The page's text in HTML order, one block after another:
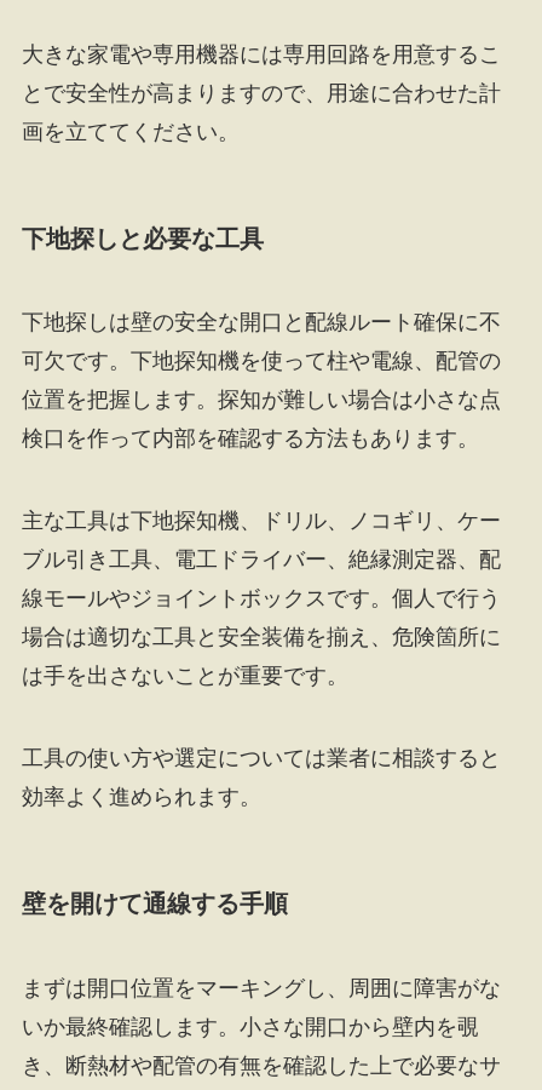
大きな家電や専用機器には専用回路を用意するこ
とで安全性が高まりますので、用途に合わせた計
画を立ててください。
下地探しと必要な工具
下地探しは壁の安全な開口と配線ルート確保に不
可欠です。下地探知機を使って柱や電線、配管の
位置を把握します。探知が難しい場合は小さな点
検口を作って内部を確認する方法もあります。
主な工具は下地探知機、ドリル、ノコギリ、ケー
ブル引き工具、電工ドライバー、絶縁測定器、配
線モールやジョイントボックスです。個人で行う
場合は適切な工具と安全装備を揃え、危険箇所に
は手を出さないことが重要です。
工具の使い方や選定については業者に相談すると
効率よく進められます。
壁を開けて通線する手順
まずは開口位置をマーキングし、周囲に障害がな
いか最終確認します。小さな開口から壁内を覗
き、断熱材や配管の有無を確認した上で必要なサ